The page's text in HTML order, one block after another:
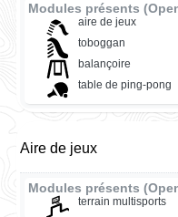
Modules présents
aire de jeux
toboggan
balançoire
table de ping-pong
Aire de jeux
Modules présents
terrain multisports